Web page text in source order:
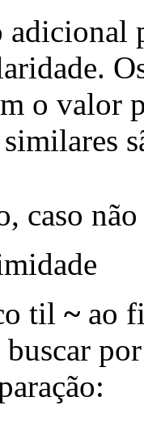
o valor
caso
til ~ ao